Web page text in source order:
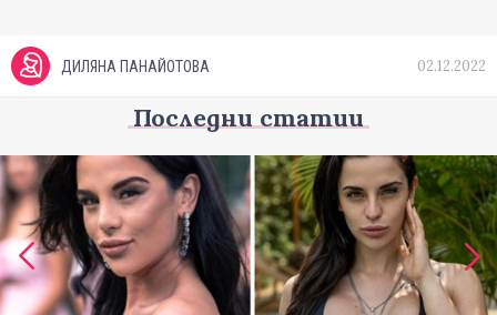
ДИЛЯНА ПАНАЙОТОВА 02.12.2022
Последни статии